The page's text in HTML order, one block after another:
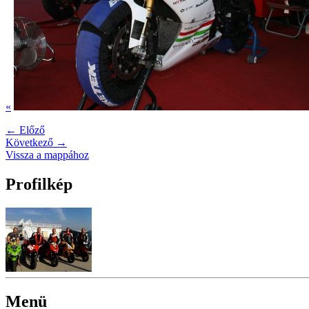
«
← Előző
Következő →
Vissza a mappához
Profilkép
Menü